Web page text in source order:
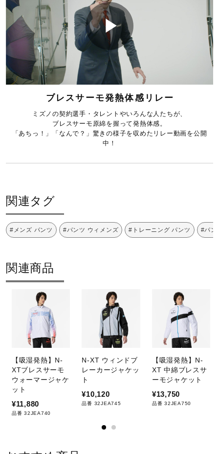
e
o
P
l
a
V
i
d
o
ブレスサーモ発熱体感リレー
ミズノの契約選手・タレントやいろんな人たちが、
ブレスサーモ原綿を握って発熱体感。
「あちっ！」「なんで？」驚きの様子を収めたリレー動画を公開
中！
関連タグ
#メンズ パンツ #パンツ ウィメンズ #トレーニング パンツ #パン
関連商品
【吸湿発熱】N-
XTブレスサーモ
ウォーマージャケ
ット
¥11,880
品番 32JEA740
N-XT ウィンドブ
レーカージャケッ
ト
¥10,120
品番 32JEA745
【吸湿発熱】N-
XT 中綿ブレスサ
ーモジャケット
¥13,750
品番 32JEA750